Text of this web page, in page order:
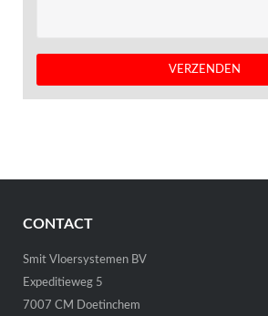
CONTACT
Smit Vloersystemen BV
Expeditieweg 5
7007 CM Doetinchem